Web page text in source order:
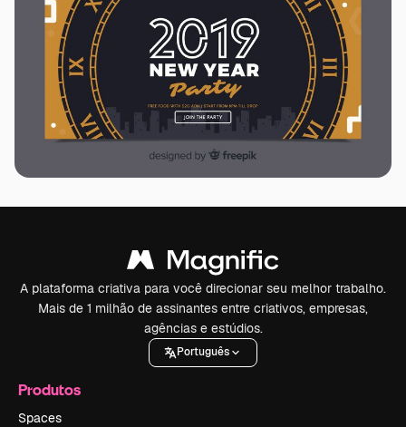
A plataforma criativa para você direcionar seu melhor trabalho.
Mais de 1 milhão de assinantes entre criativos, empresas,
agências e estúdios.
Português
Produtos
Spaces